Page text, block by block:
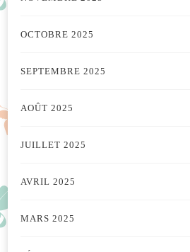
OCTOBRE 2025
SEPTEMBRE 2025
AOÛT 2025
JUILLET 2025
AVRIL 2025
MARS 2025